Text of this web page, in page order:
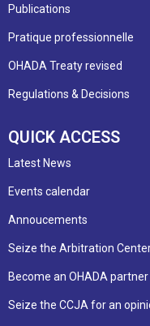
Publications
Pratique professionnelle
OHADA Treaty revised
Regulations & Decisions
QUICK ACCESS
Latest News
Events calendar
Annoucements
Seize the Arbitration
Become an OHADA partner
Seize the CCJA for an